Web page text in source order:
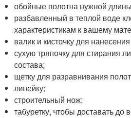
обойные полотна нужной
разбавленный в теплой воде
характеристикам к вашему
валик и кисточку для
сухую тряпочку для стирания
состава;
щетку для разравнивания
линейку;
строительный нож;
табуретку, чтобы доставать до